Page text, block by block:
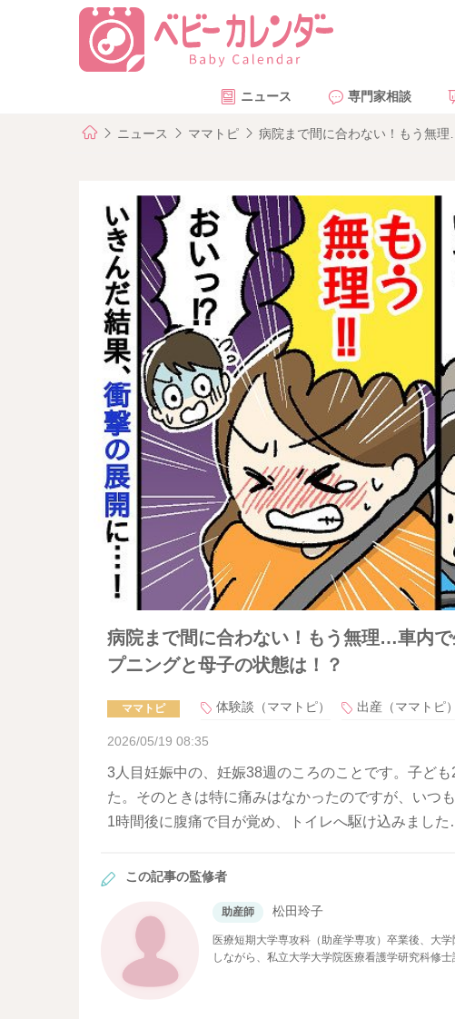
ニュース 専門家相談
ニュース ママトピ 病院まで間に合わない！もう無
病院まで間に合わない！もう無理…車内
プニングと母子の状態は！？
ママトピ 体験談（ママトピ） 出産（ママトピ）
2026/05/19 08:35
3人目妊娠中の、妊娠38週のころのことです。子ど
た。そのときは特に痛みはなかったのですが、いつ
1時間後に腹痛で目が覚め、トイレへ駆け込みまし
この記事の監修者
助産師 松田玲子
医療短期大学専攻科（助産学専攻）卒業後、大
しながら、私立大学大学院医療看護学研究科修